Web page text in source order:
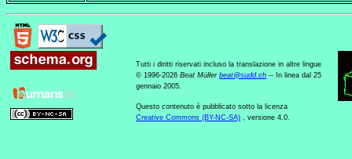
Tutti i diritti riservati incluso la translazione in altre lingue
© 1996-2026 Beat Müller beat@sudd.ch -- In linea dal 25
gennaio 2005.
Questo contenuto è pubblicato sotto la licenza
Creative Commons (BY-NC-SA) , versione 4.0.